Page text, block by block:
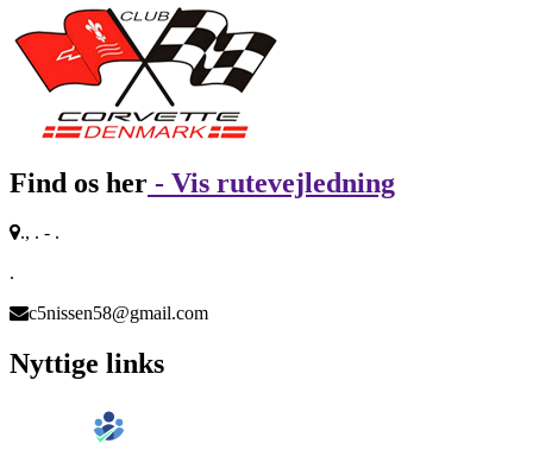
Find os her - Vis rutevejledning
., . - .
.
c5nissen58@gmail.com
Nyttige links